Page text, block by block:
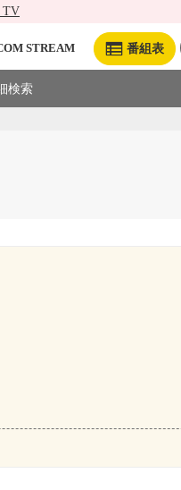
TV
番組表
STREAM
検索